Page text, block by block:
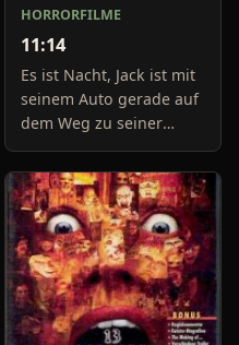
HORRORFILME
11:14
Es ist Nacht, Jack ist mit
seinem Auto gerade auf
dem Weg zu seiner
Freundin, um diese
abzuholen. Die Uhr im
Auto springt auf 11:14h,
genau in dem Moment
fäll